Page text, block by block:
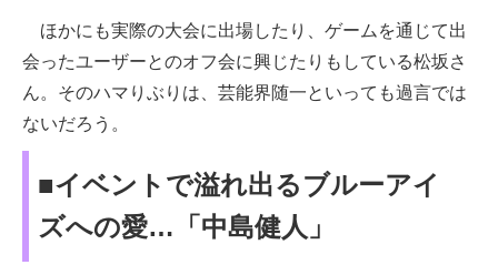
ほかにも実際の大会に出場したり、ゲームを通じて出
会ったユーザーとのオフ会に興じたりもしている松坂さ
ん。そのハマりぶりは、芸能界随一といっても過言では
ないだろう。
■イベントで溢れ出るブルーアイ
ズへの愛…「中島健人」